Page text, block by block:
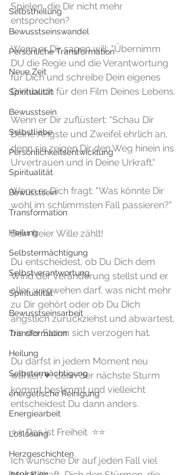
Selbstheilung
Bewusstseinswandel
Persönliche Transformation
Neue Zeit
Spiritualität
Bewusstsein
Selbstliebe
Persönlichkeitsentwicklung
Spiritualität
Bewusstsein
Transformation
Heilung
Selbstermächtigung
Selbstverantwortung
Spiritualität
Bewusstseinsarbeit
Transformation
Heilung
Selbstermächtigung
energetische Reinigung
Energiearbeit
Loslösung
Herzgeschichten
Spielen, die Dir nicht mehr
entsprechen?
Wenn er Dir sagen will: "Übernimm
DU die Regie und die Verantwortung
für Dich und schreibe Dein eigenes
Drehbuch für den Film Deines Lebens.
Wenn er Dir zuflüstert: "Schau Dir
Deine Ängste und Zweifel ehrlich an,
denn sie zeigen Dir den Weg hinein ins
Urvertrauen und in Deine Urkraft."
Wenn er Dich fragt: "Was könnte Dir
wohl im schlimmsten Fall passieren?"
Dein freier Wille zählt!
Du entscheidest, ob Du Dich dem
Wind der Veränderung stellst und er
alles wegwehen darf, was nicht mehr
zu Dir gehört oder ob Du Dich
ängstlich zurückziehst und abwartest,
bis der Sturm sich verzogen hat.
Du darfst in jedem Moment neu
wählen ♥️, denn der nächste Sturm
kommt bestimmt und vielleicht
entscheidest Du dann anders.
⭐️⭐️ Das ist Freiheit  ⭐️⭐️
Ich wünsche Dir auf jeden Fall viel